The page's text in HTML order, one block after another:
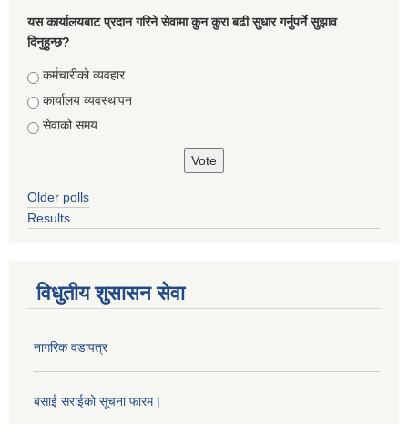
यस कार्यालयबाट प्रदान गरिने सेवामा कुन कुरा बढी सुधार गर्नुपर्ने सुझाव
दिनुहुन्छ?
Choices
कर्मचारीको व्यवहार
कार्यालय व्यवस्थापन
सेवाको समय
Older polls
Results
विधुतीय शुसासन सेवा
नागरिक वडापत्र
बसाई सराईको सूचना फारम |